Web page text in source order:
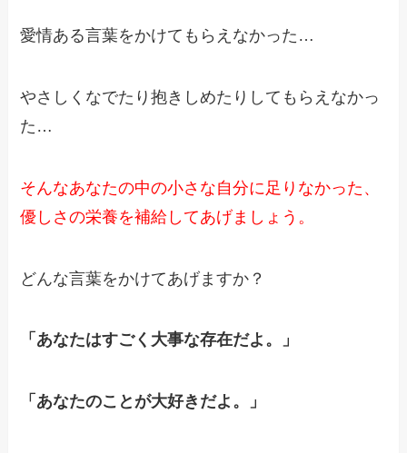
愛情ある言葉をかけてもらえなかった…
やさしくなでたり抱きしめたりしてもらえなかっ
た…
そんなあなたの中の小さな自分に足りなかった、
優しさの栄養を補給してあげましょう。
どんな言葉をかけてあげますか？
「あなたはすごく大事な存在だよ。」
「あなたのことが大好きだよ。」